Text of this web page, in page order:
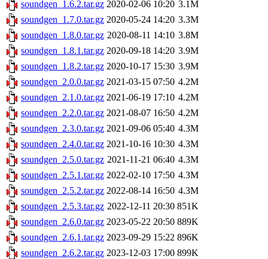
soundgen_1.6.2.tar.gz 2020-02-06 10:20 3.1M
soundgen_1.7.0.tar.gz 2020-05-24 14:20 3.3M
soundgen_1.8.0.tar.gz 2020-08-11 14:10 3.8M
soundgen_1.8.1.tar.gz 2020-09-18 14:20 3.9M
soundgen_1.8.2.tar.gz 2020-10-17 15:30 3.9M
soundgen_2.0.0.tar.gz 2021-03-15 07:50 4.2M
soundgen_2.1.0.tar.gz 2021-06-19 17:10 4.2M
soundgen_2.2.0.tar.gz 2021-08-07 16:50 4.2M
soundgen_2.3.0.tar.gz 2021-09-06 05:40 4.3M
soundgen_2.4.0.tar.gz 2021-10-16 10:30 4.3M
soundgen_2.5.0.tar.gz 2021-11-21 06:40 4.3M
soundgen_2.5.1.tar.gz 2022-02-10 17:50 4.3M
soundgen_2.5.2.tar.gz 2022-08-14 16:50 4.3M
soundgen_2.5.3.tar.gz 2022-12-11 20:30 851K
soundgen_2.6.0.tar.gz 2023-05-22 20:50 889K
soundgen_2.6.1.tar.gz 2023-09-29 15:22 896K
soundgen_2.6.2.tar.gz 2023-12-03 17:00 899K